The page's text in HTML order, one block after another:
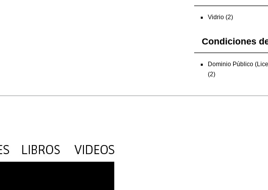
Vidrio (2)
Condiciones
Dominio Público
(2)